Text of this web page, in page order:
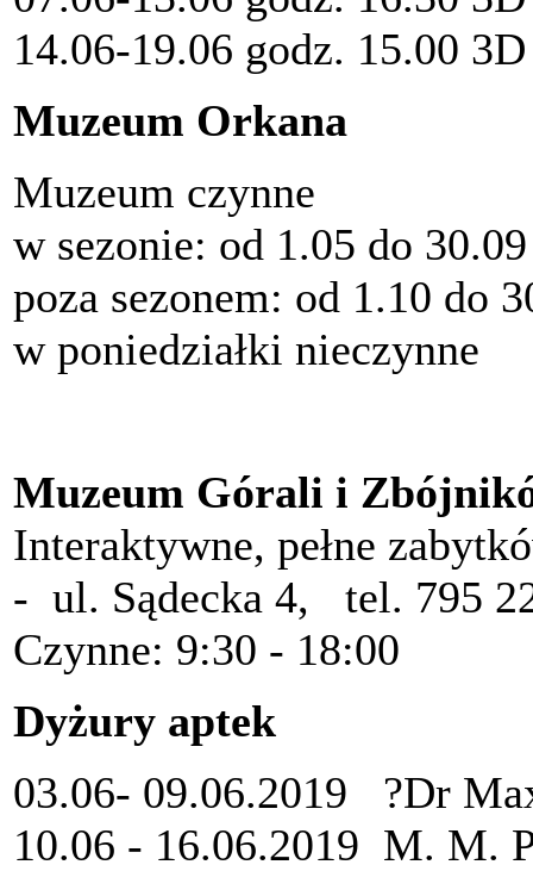
14.06-19.06 godz. 15.00 3D
Muzeum Orkana
Muzeum czynne
w sezonie: od 1.05 do
poza sezonem: od 1.10 do
w poniedziałki nieczynne
Muzeum Górali i
Interaktywne, pełne
- ul. Sądecka 4, tel. 795
Czynne: 9:30 - 18:00
Dyżury aptek
03.06- 09.06.2019 ?Dr
10.06 - 16.06.2019 M. M.